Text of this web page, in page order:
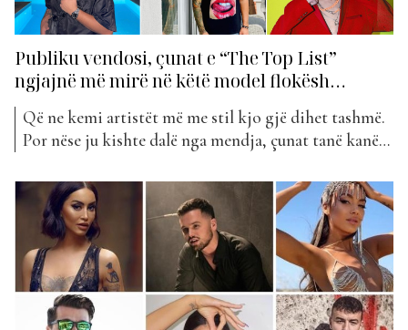
Publiku vendosi, çunat e “The Top List”
ngjajnë më mirë në këtë model flokësh…
Që ne kemi artistët më me stil kjo gjë dihet tashmë.
Por nëse ju kishte dalë nga mendja, çunat tanë kanë
nga flokë të gjatë në ato të shkurtër. Nisur nga
votimet tuaja në InstaStory, ju keni vendosur se ata
ngjajnë...